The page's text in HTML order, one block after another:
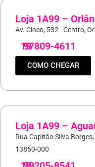
Loja 1A99 –
Av. Cinco, 532 - Centro,
19
97809-4611
COMO CHEGAR
Loja 1A99 –
Rua Capitão Silva
13860-000